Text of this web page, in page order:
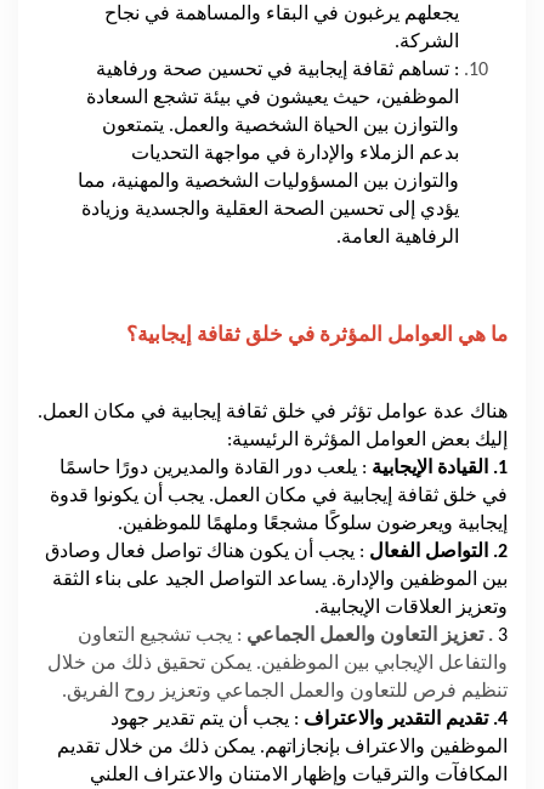
يجعلهم يرغبون في البقاء والمساهمة في نجاح
الشركة.
: تساهم ثقافة إيجابية في تحسين صحة ورفاهية
الموظفين، حيث يعيشون في بيئة تشجع السعادة
والتوازن بين الحياة الشخصية والعمل. يتمتعون
بدعم الزملاء والإدارة في مواجهة التحديات
والتوازن بين المسؤوليات الشخصية والمهنية، مما
يؤدي إلى تحسين الصحة العقلية والجسدية وزيادة
الرفاهية العامة.
ما هي العوامل المؤثرة في خلق ثقافة إيجابية؟
هناك عدة عوامل تؤثر في خلق ثقافة إيجابية في مكان العمل.
إليك بعض العوامل المؤثرة الرئيسية:
1. القيادة الإيجابية
: يلعب دور القادة والمديرين دورًا حاسمًا
في خلق ثقافة إيجابية في مكان العمل. يجب أن يكونوا قدوة
إيجابية ويعرضون سلوكًا مشجعًا وملهمًا للموظفين.
2. التواصل الفعال
: يجب أن يكون هناك تواصل فعال وصادق
بين الموظفين والإدارة. يساعد التواصل الجيد على بناء الثقة
وتعزيز العلاقات الإيجابية.
3 . تعزيز التعاون والعمل الجماعي : يجب تشجيع التعاون
والتفاعل الإيجابي بين الموظفين. يمكن تحقيق ذلك من خلال
تنظيم فرص للتعاون والعمل الجماعي وتعزيز روح الفريق.
4. تقديم التقدير والاعتراف
: يجب أن يتم تقدير جهود
الموظفين والاعتراف بإنجازاتهم. يمكن ذلك من خلال تقديم
المكافآت والترقيات وإظهار الامتنان والاعتراف العلني